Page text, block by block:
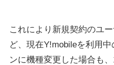
これにより新規契約のユ
ど、現在Y!mobileを利用
ンに機種変更した場合も